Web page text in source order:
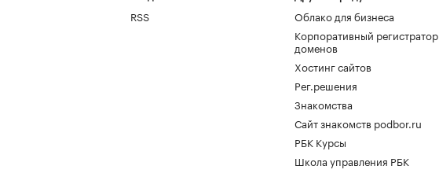
RSS
Облако для бизнеса
Корпоративный регистратор
доменов
Хостинг сайтов
Рег.решения
Знакомства
Сайт знакомств podbor.ru
РБК Курсы
Школа управления РБК